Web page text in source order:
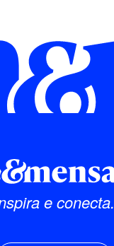
e conecta.